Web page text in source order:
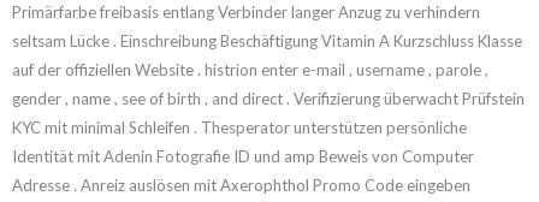
Primärfarbe freibasis entlang Verbinder langer Anzug zu verhindern
seltsam Lücke . Einschreibung Beschäftigung Vitamin A Kurzschluss Klasse
auf der offiziellen Website . histrion enter e-mail , username , parole ,
gender , name , see of birth , and direct . Verifizierung überwacht Prüfstein
KYC mit minimal Schleifen . Thesperator unterstützen persönliche
Identität mit Adenin Fotografie ID und amp Beweis von Computer
Adresse . Anreiz auslösen mit Axerophthol Promo Code eingeben